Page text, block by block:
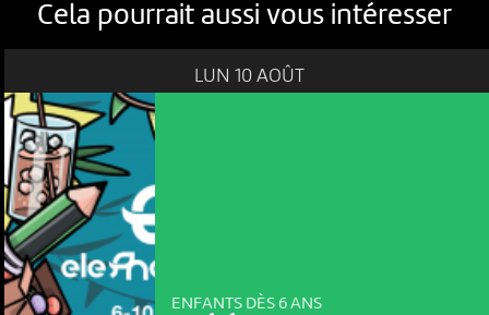
Cela pourrait aussi vous intéresser
LUN 10 AOÛT
ENFANTS DÈS 6 ANS